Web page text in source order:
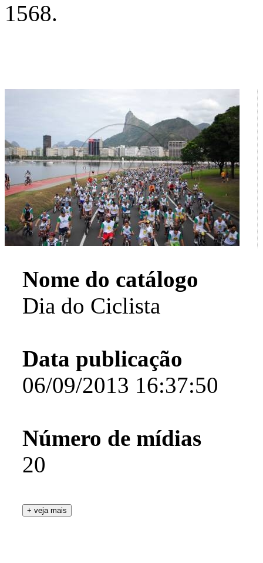
1568.
Nome do catálogo
Dia do Ciclista
Data publicação
06/09/2013 16:37:50
Número de mídias
20